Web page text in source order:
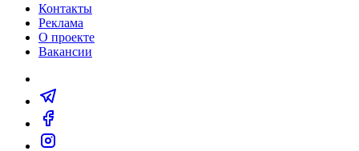
Контакты
Реклама
О проекте
Вакансии